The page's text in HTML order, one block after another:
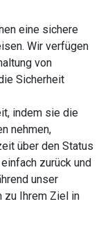
eine sichere
Wir verfügen
von
Sicherheit
indem sie die
nehmen,
über den Status
zurück und
unser
zu Ihrem Ziel in